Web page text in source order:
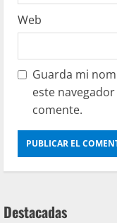
Web
Guarda mi
este
comente.
Destacadas